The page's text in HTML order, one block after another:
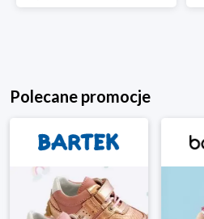
Polecane promocje